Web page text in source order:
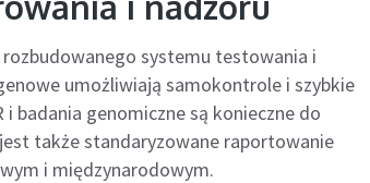
systemu testowania i
umożliwiają samokontrole i szybkie
badania genomiczne są konieczne do
także standaryzowane raportowanie
i międzynarodowym.